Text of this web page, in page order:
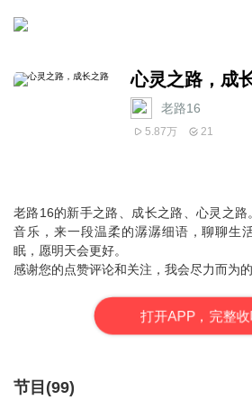
心灵之路，成
老路16
5.87万 21
老路16的新手之路、成长之路、心灵之
音乐，来一段温柔的潺潺细语，聊聊生
眠，愿明天会更好。
感谢您的点赞评论和关注，我会尽力而为的
打开APP，完整
节目(99)